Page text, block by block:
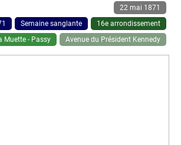
22 mai 1871
Semaine sanglante
16e arrondissement
Muette - Passy Avenue du Président Kennedy